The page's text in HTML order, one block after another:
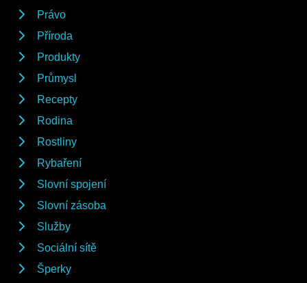
Právo
Příroda
Produkty
Průmysl
Recepty
Rodina
Rostliny
Rybaření
Slovní spojení
Slovní zásoba
Služby
Sociální sítě
Šperky